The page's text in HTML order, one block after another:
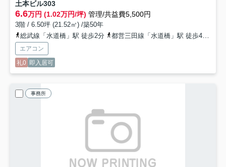
土本ビル303
6.6万円 (1.02万円/坪) 管理/共益費5,500円
3階 / 6.50坪 (21.52㎡) /築50年
総武線「水道橋」駅 徒歩2分
都営三田線「水道橋」駅 徒歩4分
エアコン
礼0 即入居可
事務所